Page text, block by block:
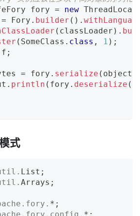
fory = new
= Fory . builder ( ) .
( classLoader ) .
( SomeClass . class , 1 ) ;
f ;
= fory . serialize ( object
. println ( fory . deserialize (
式
. List ;
. Arrays ;
. fory . * ;